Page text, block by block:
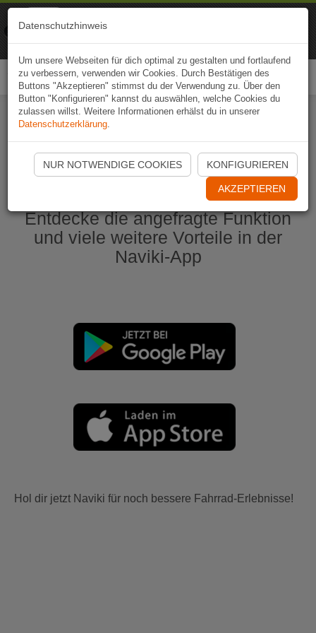
Naviki App jetzt öffnen
Entdecke die angefragte Funktion
und viele weitere Vorteile in der
Naviki-App
Hol dir jetzt Naviki für noch bessere Fahrrad-Erlebnisse!
Datenschutzhinweis
Um unsere Webseiten für dich optimal zu gestalten und fortlaufend
zu verbessern, verwenden wir Cookies. Durch Bestätigen des
Buttons "Akzeptieren" stimmst du der Verwendung zu. Über den
Button "Konfigurieren" kannst du auswählen, welche Cookies du
zulassen willst. Weitere Informationen erhälst du in unserer
Datenschutzerklärung.
NUR NOTWENDIGE COOKIES KONFIGURIEREN
AKZEPTIEREN
Naviki